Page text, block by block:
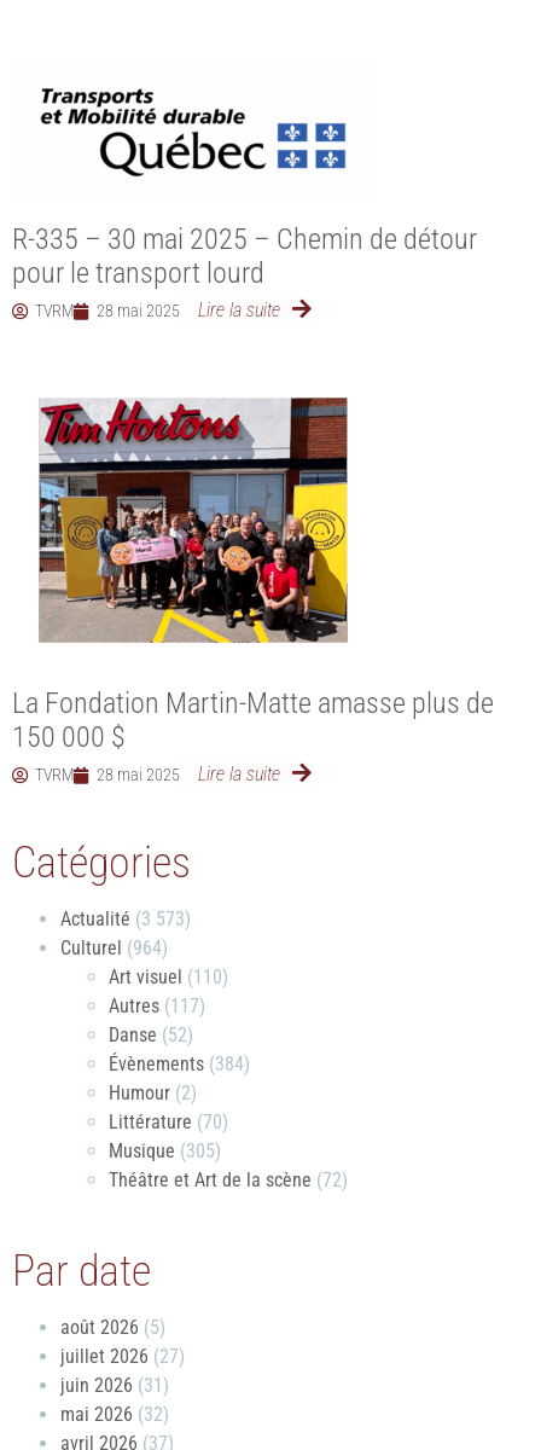
R-335 – 30 mai 2025 – Chemin de détour
pour le transport lourd
TVRM 28 mai 2025 Lire la suite
La Fondation Martin-Matte amasse plus de
150 000 $
TVRM 28 mai 2025 Lire la suite
Catégories
Actualité (3 573)
Culturel (964)
Art visuel (110)
Autres (117)
Danse (52)
Évènements (384)
Humour (2)
Littérature (70)
Musique (305)
Théâtre et Art de la scène (72)
Par date
août 2026 (5)
juillet 2026 (27)
juin 2026 (31)
mai 2026 (32)
avril 2026 (37)